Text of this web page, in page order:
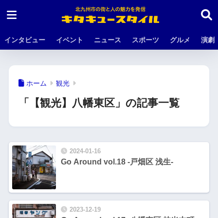
インタビュー イベント ニュース スポーツ グルメ 演劇
ホーム 観光
「【観光】八幡東区」の記事一覧
2024-01-16
Go Around vol.18 -戸畑区 浅生-
2023-12-19